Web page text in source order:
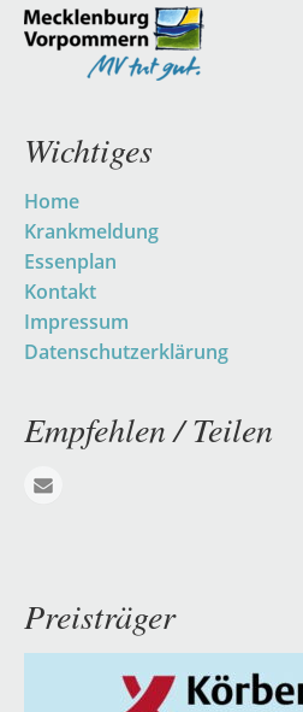
Wichtiges
Navigation
überspringen
Home
Krankmeldung
Essenplan
Kontakt
Impressum
Datenschutzerklärung
Empfehlen / Teilen
Preisträger